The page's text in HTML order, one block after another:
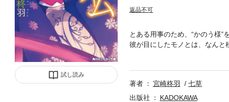
試し読み
返品不可
とある用事のため、“かのう様
彼が目にしたモノとは、なん
おくれ」と取引をもちかけら
著者 宮崎柊羽
七草
出版社
KADOKAWA